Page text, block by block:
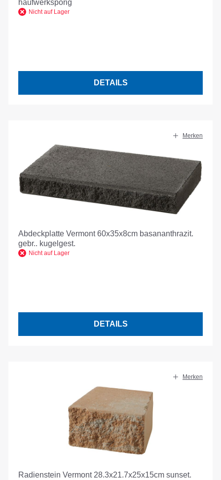
haufwerksporig
Nicht auf Lager
DETAILS
Merken
Abdeckplatte Vermont 60x35x8cm basananthrazit.
gebr.. kugelgest.
Nicht auf Lager
DETAILS
Merken
Radienstein Vermont 28.3x21.7x25x15cm sunset.